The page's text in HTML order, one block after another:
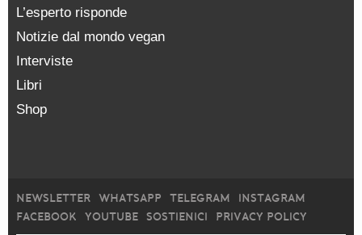
L’esperto risponde
Notizie dal mondo vegan
Interviste
Libri
Shop
NEWSLETTER WHATSAPP TELEGRAM
INSTAGRAM
FACEBOOK
YOUTUBE SOSTIENICI PRIVACY POLICY